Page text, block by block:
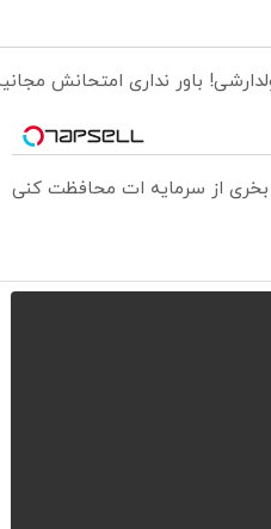
باور نداری امتحانش
بخری از سرمایه ات محافظت کنی